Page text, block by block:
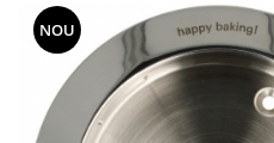
Aspiratoare
Cuptoare cu microunde
Hote
Plite
NOU